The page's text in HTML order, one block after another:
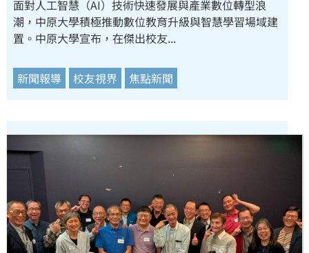
面對人工智慧（AI）技術快速發展與產業數位轉型浪
潮，中原大學積極推動數位教育升級與智慧學習場域建
置。中原大學宣布，在傑出校友...
新聞報導 校友視界 焦點新聞